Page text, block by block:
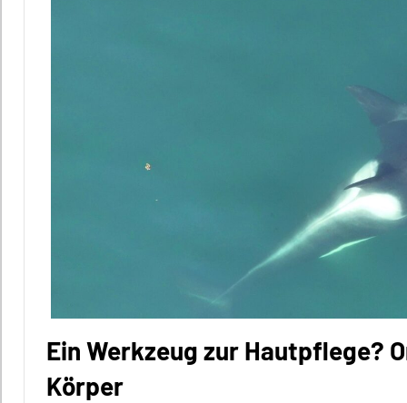
Ein Werkzeug zur Hautpflege?
Körper